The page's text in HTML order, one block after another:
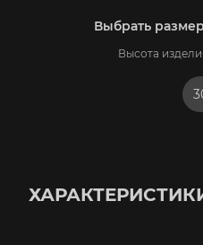
Выбрать размер
Высота